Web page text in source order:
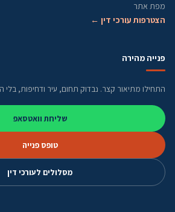
מפת אתר
הצטרפות עורכי דין ←
פנייה מהירה
התחילו מתיאור קצר. נבדוק תחום, עיר ודחיפות,
שליחת וואטסאפ
טופס פנייה
מסלולים לעורכי דין